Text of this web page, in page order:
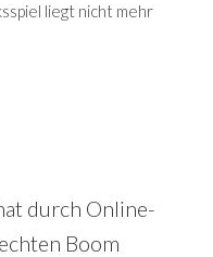
liegt nicht mehr
durch Online-
Boom